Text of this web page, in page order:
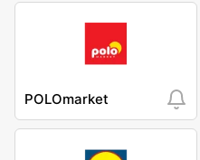
POLOmarket